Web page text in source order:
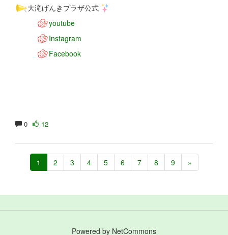
大滝げんきプラザ公式
youtube
Instagram
Facebook
0 12
1 2 3 4 5 6 7 8 9 »
Powered by NetCommons